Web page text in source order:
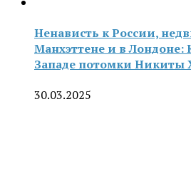
Ненависть к России,
Манхэттене и в Лондоне:
Западе потомки Никиты
30.03.2025